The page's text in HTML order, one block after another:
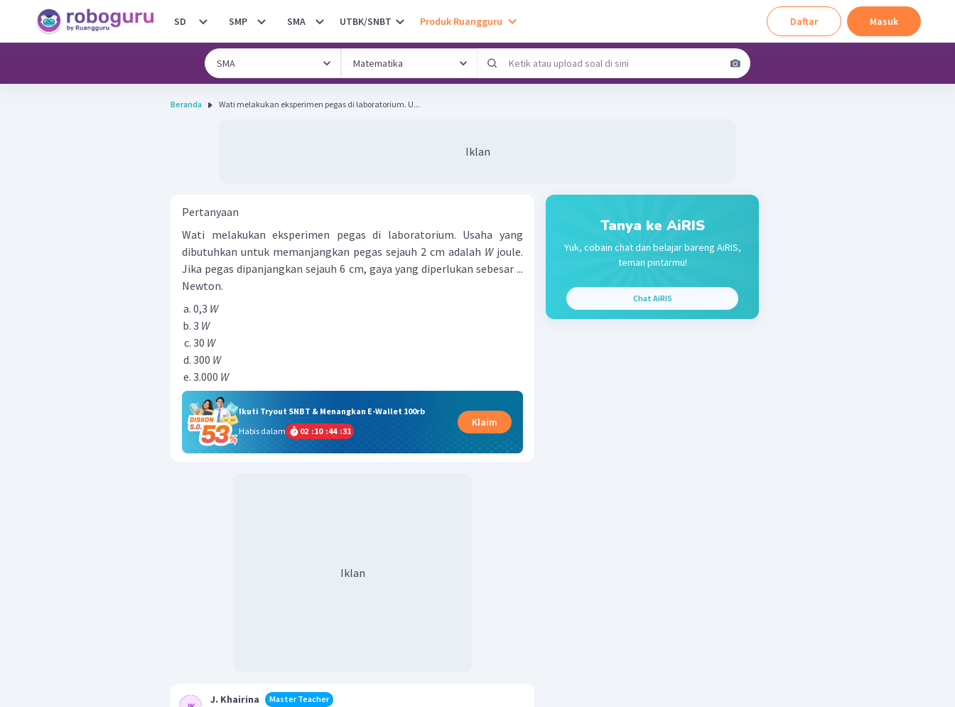
SD SMP SMA UTBK/SNBT Produk Ruangguru Daftar Masuk
Beranda Wati melakukan eksperimen pegas di laboratorium. U...
Iklan
Pertanyaan
Wati melakukan eksperimen pegas di laboratorium. Usaha yang
dibutuhkan untuk memanjangkan pegas sejauh 2 cm adalah Wjoule.
Jika pegas dipanjangkan sejauh 6 cm, gaya yang diperlukan sebesar ...
Newton.
0,3 W
3 W
30 W
300 W
3.000 W
Ikuti Tryout SNBT & Menangkan E-Wallet 100rb
Habis dalam
02 :10 :44 :31
Klaim
Iklan
J. Khairina
Master Teacher
Tanya ke AiRIS
Yuk, cobain chat dan belajar bareng AiRIS,
teman pintarmu!
Chat AiRIS